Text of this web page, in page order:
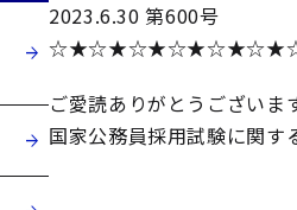
2023.6.30 第600号
ご愛読ありがとうございます
国家公務員採用試験に関す